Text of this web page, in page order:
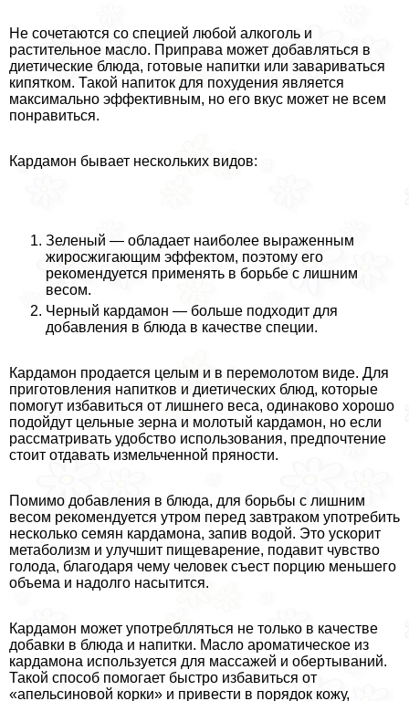
Не сочетаются со специей любой алкоголь и
растительное масло. Приправа может добавляться в
диетические блюда, готовые напитки или завариваться
кипятком. Такой напиток для похудения является
максимально эффективным, но его вкус может не всем
понравиться.
Кардамон бывает нескольких видов:
Зеленый — обладает наиболее выраженным
жиросжигающим эффектом, поэтому его
рекомендуется применять в борьбе с лишним
весом.
Черный кардамон — больше подходит для
добавления в блюда в качестве специи.
Кардамон продается целым и в перемолотом виде. Для
приготовления напитков и диетических блюд, которые
помогут избавиться от лишнего веса, одинаково хорошо
подойдут цельные зерна и молотый кардамон, но если
рассматривать удобство использования, предпочтение
стоит отдавать измельченной пряности.
Помимо добавления в блюда, для борьбы с лишним
весом рекомендуется утром перед завтpaком употребить
несколько семян кардамона, запив водой. Это ускорит
метаболизм и улучшит пищеварение, подавит чувство
голода, благодаря чему человек съест порцию меньшего
объема и надолго насытится.
Кардамон может употрeблляться не только в качестве
добавки в блюда и напитки. Масло ароматическое из
кардамона используется для массажей и обертываний.
Такой способ помогает быстро избавиться от
«апельсиновой корки» и привести в порядок кожу,